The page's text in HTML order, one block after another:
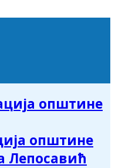
општине
Лепосавић